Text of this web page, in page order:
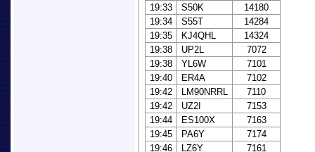
19:33
S50K
14180
19:34
S55T
14284
19:35
KJ4QHL
14324
19:38
UP2L
7072
19:38
YL6W
7101
19:40
ER4A
7102
19:42
LM90NRRL
7110
19:42
UZ2I
7153
19:44
ES100X
7163
19:45
PA6Y
7174
19:46
LZ6Y
7161